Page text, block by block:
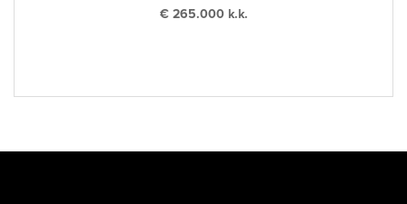
€ 265.000 k.k.